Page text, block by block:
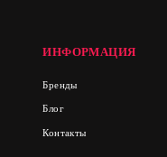
ИНФОРМАЦИЯ
Бренды
Блог
Контакты